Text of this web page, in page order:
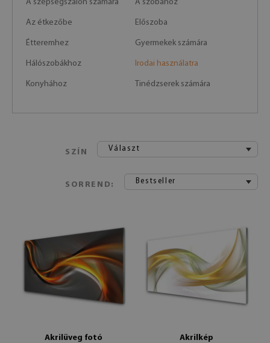
A szépségszalon számára A szobához
Az étkezőbe Előszoba
Étteremhez Gyermekek számára
Hálószobákhoz Irodai használatra
Konyhához Tinédzserek számára
SZÍN Választ
SORREND: Bestseller
Akrilüveg fotó
Akrilkép